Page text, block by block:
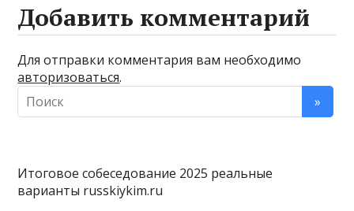
Добавить комментарий
Для отправки комментария вам необходимо
авторизоваться.
Итоговое собеседование 2025 реальные
варианты russkiykim.ru